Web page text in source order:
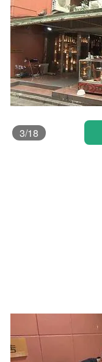
3/18